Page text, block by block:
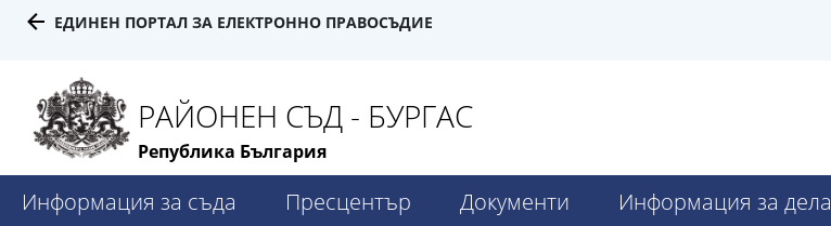
ЕДИНЕН ПОРТАЛ ЗА ЕЛЕКТРОННО ПРАВОСЪДИЕ
РАЙОНЕН СЪД - БУРГАС
Република България
Информация за съда Пресцентър Документи Информация за дела